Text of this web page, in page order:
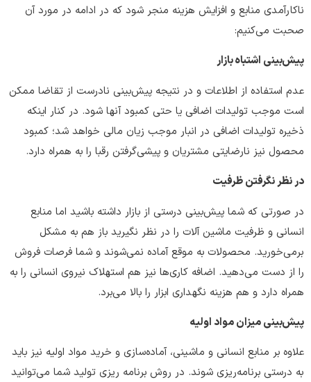
ناکارآمدی منابع و افزایش هزینه منجر شود که در ادامه در مورد آن
صحبت می‌کنیم:
پیش‌بینی اشتباه بازار
عدم استفاده از اطلاعات و در نتیجه پیش‌بینی نادرست از تقاضا ممکن
است موجب تولیدات اضافی یا حتی کمبود آنها شود. در کنار اینکه
ذخیره تولیدات اضافی در انبار موجب زیان مالی خواهد شد؛ کمبود
محصول نیز نارضایتی مشتریان و پیشی‌گرفتن رقبا را به همراه دارد.
در نظر نگرفتن ظرفیت
در صورتی که شما پیش‌بینی درستی از بازار داشته باشید اما منابع
انسانی و ظرفیت ماشین آلات را در نظر نگیرید باز هم به مشکل
برمی‌خورید. محصولات به موقع آماده نمی‌شوند و شما فرصات فروش
را از دست می‌دهید. اضافه کاری‌ها نیز هم استهلاک نیروی انسانی را به
همراه دارد و هم هزینه نگهداری ابزار را بالا می‌برد.
پیش‌بینی میزان مواد اولیه
علاوه بر منابع انسانی و ماشینی، آماده‌سازی و خرید مواد اولیه نیز باید
به درستی برنامه‌ریزی شوند. در روش‌ برنامه ریزی تولید شما می‌توانید